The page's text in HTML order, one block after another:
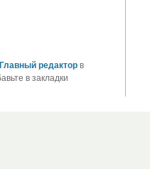
Главный редакторв
в закладки